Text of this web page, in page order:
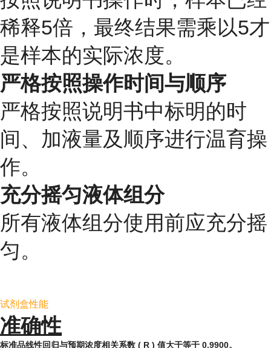
稀释5倍，最终结果需乘以5才
是样本的实际浓度。
严格按照操作时间与顺序
严格按照说明书中标明的时
间、加液量及顺序进行温育操
作。
充分摇匀液体组分
所有液体组分使用前应充分摇
匀。
试剂盒性能
准确性
标准品线性回归与预期浓度相关系数 ( R ) 值大于等于 0.9900。